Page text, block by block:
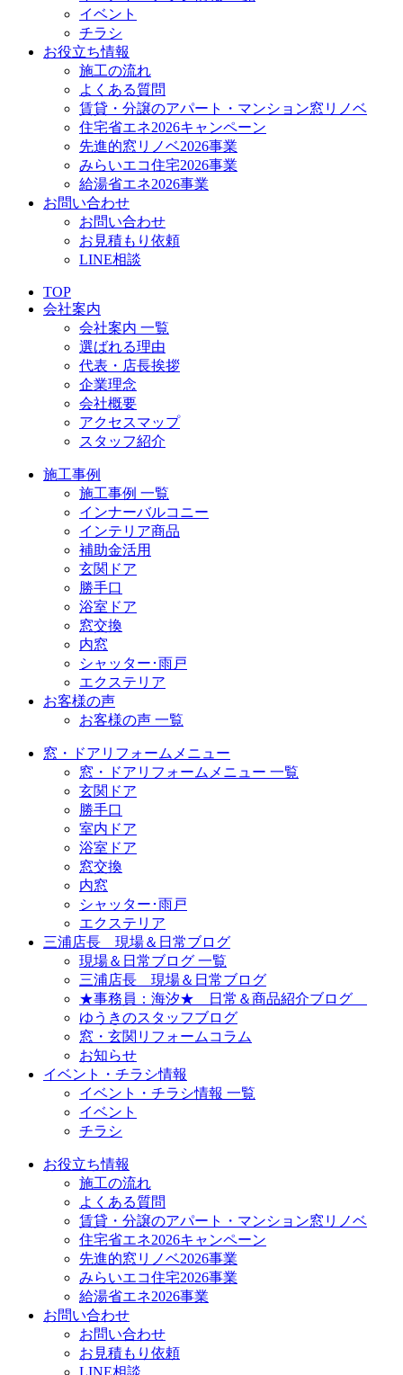
イベント
チラシ
お役立ち情報
施工の流れ
よくある質問
賃貸・分譲のアパート・マンション窓リノベ
住宅省エネ2026キャンペーン
先進的窓リノベ2026事業
みらいエコ住宅2026事業
給湯省エネ2026事業
お問い合わせ
お問い合わせ
お見積もり依頼
LINE相談
TOP
会社案内
会社案内 一覧
選ばれる理由
代表・店長挨拶
企業理念
会社概要
アクセスマップ
スタッフ紹介
施工事例
施工事例 一覧
インナーバルコニー
インテリア商品
補助金活用
玄関ドア
勝手口
浴室ドア
窓交換
内窓
シャッター･雨戸
エクステリア
お客様の声
お客様の声 一覧
窓・ドアリフォームメニュー
窓・ドアリフォームメニュー 一覧
玄関ドア
勝手口
室内ドア
浴室ドア
窓交換
内窓
シャッター･雨戸
エクステリア
三浦店長 現場＆日常ブログ
現場＆日常ブログ 一覧
三浦店長 現場＆日常ブログ
★事務員：海汐★ 日常＆商品紹介ブログ
ゆうきのスタッフブログ
窓・玄関リフォームコラム
お知らせ
イベント・チラシ情報
イベント・チラシ情報 一覧
イベント
チラシ
お役立ち情報
施工の流れ
よくある質問
賃貸・分譲のアパート・マンション窓リノベ
住宅省エネ2026キャンペーン
先進的窓リノベ2026事業
みらいエコ住宅2026事業
給湯省エネ2026事業
お問い合わせ
お問い合わせ
お見積もり依頼